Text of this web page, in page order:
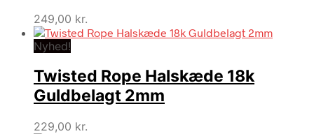
249,00 kr.
Nyhed!
Twisted Rope Halskæde 18k
Guldbelagt 2mm
229,00 kr.